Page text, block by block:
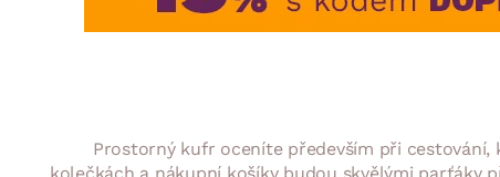
Koupelna
BYTOVÝ TEXTIL
Závěsy a žaluzie
STOLOVÁNÍ A
Pánve
Prostorný kufr oceníte především při